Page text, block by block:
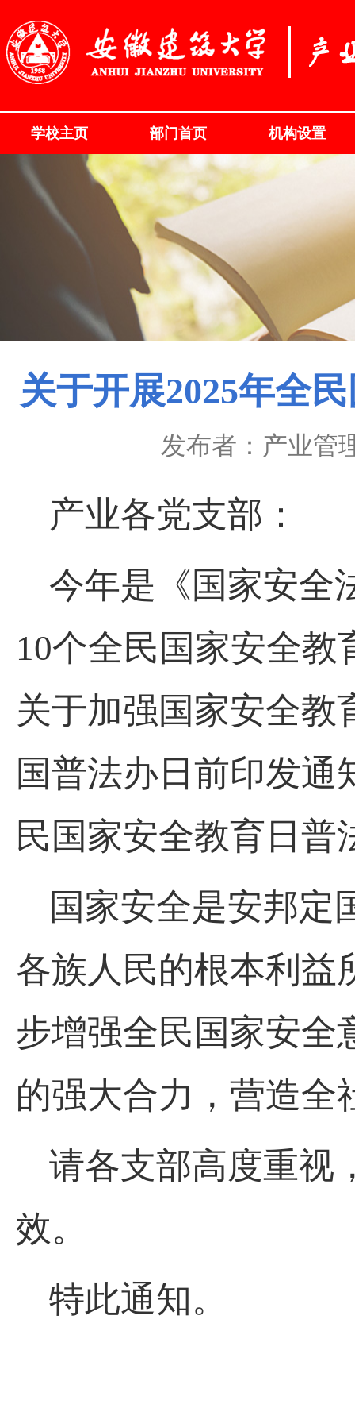
学校主页 部门首页 机构设置
关于开展2025年全
发布者：产业管
产业各党支部：
今年是《国家安全
10个全民国家安全
关于加强国家安全教
国普法办日前印发通
民国家安全教育日普
国家安全是安邦定
各族人民的根本利益
步增强全民国家安全
的强大合力，营造全
请各支部高度重视
效。
特此通知。